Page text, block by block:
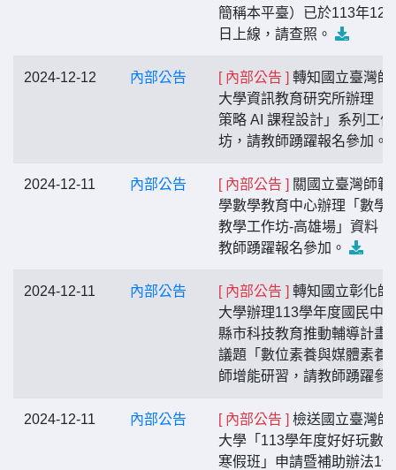
簡稱本平臺）已於113年12
日上線，請查照。
2024-12-12 內部公告 [ 內部公告 ] 轉知國立臺灣師
大學資訊教育研究所辦理「
策略 AI 課程設計」系列工作
坊，請教師踴躍報名參加。
2024-12-11 內部公告 [ 內部公告 ] 關國立臺灣師範
學數學教育中心辦理「數學
教學工作坊-高雄場」資料，
教師踴躍報名參加。
2024-12-11 內部公告 [ 內部公告 ] 轉知國立彰化師
大學辦理113學年度國民中
縣市科技教育推動輔導計畫
議題「數位素養與媒體素養
師增能研習，請教師踴躍參
2024-12-11 內部公告 [ 內部公告 ] 檢送國立臺灣師
大學「113學年度好好玩數
寒假班」申請暨補助辦法1